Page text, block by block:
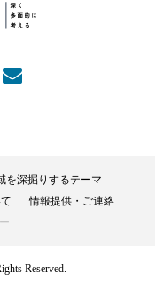
を深掘りするテーマ
情報提供・ご連絡
Reserved.